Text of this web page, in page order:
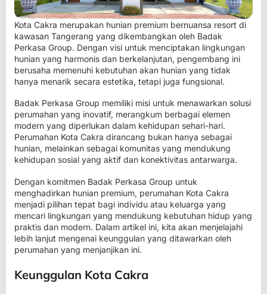
Kota Cakra merupakan hunian premium bernuansa resort di
kawasan Tangerang yang dikembangkan oleh Badak
Perkasa Group. Dengan visi untuk menciptakan lingkungan
hunian yang harmonis dan berkelanjutan, pengembang ini
berusaha memenuhi kebutuhan akan hunian yang tidak
hanya menarik secara estetika, tetapi juga fungsional.
Badak Perkasa Group memiliki misi untuk menawarkan solusi
perumahan yang inovatif, merangkum berbagai elemen
modern yang diperlukan dalam kehidupan sehari-hari.
Perumahan Kota Cakra dirancang bukan hanya sebagai
hunian, melainkan sebagai komunitas yang mendukung
kehidupan sosial yang aktif dan konektivitas antarwarga.
Dengan komitmen Badak Perkasa Group untuk
menghadirkan hunian premium, perumahan Kota Cakra
menjadi pilihan tepat bagi individu atau keluarga yang
mencari lingkungan yang mendukung kebutuhan hidup yang
praktis dan modern. Dalam artikel ini, kita akan menjelajahi
lebih lanjut mengenai keunggulan yang ditawarkan oleh
perumahan yang menjanjikan ini.
Keunggulan Kota Cakra